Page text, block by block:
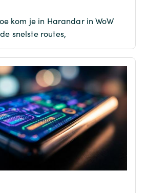
kom je in Harandar in WoW
snelste routes,